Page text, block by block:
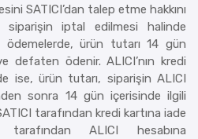
SATICI’dan talep etme hakkını
siparişin iptal edilmesi halinde
ödemelerde, ürün tutarı 14 gün
defaten ödenir. ALICI’nın kredi
ise, ürün tutarı, siparişin ALICI
sonra 14 gün içerisinde ilgili
tarafından kredi kartına iade
ALICI hesabına